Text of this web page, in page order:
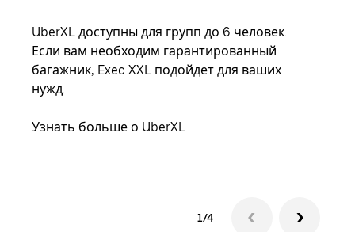
UberXL доступны для групп до 6 человек.
Если вам необходим гарантированный
багажник, Exec XXL подойдет для ваших
нужд.
Узнать больше о UberXL
1/4